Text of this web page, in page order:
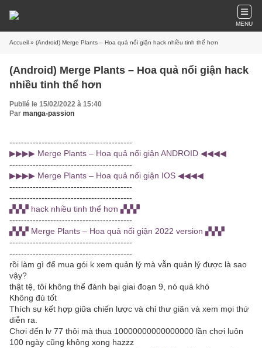
MENU
Accueil » (Android) Merge Plants – Hoa quả nổi giận hack nhiều tinh thể hơn
(Android) Merge Plants – Hoa quả nổi giận hack
nhiều tinh thể hơn
Publié le 15/02/2022 à 15:40
Par manga-passion
------------------------------------------
▶▶▶▶ Merge Plants – Hoa quả nổi giận ANDROID ◀◀◀◀
------------------------------------------
▶▶▶▶ Merge Plants – Hoa quả nổi giận IOS ◀◀◀◀
------------------------------------------
------------------------------------------
▞▞▞ hack nhiều tinh thể hơn ▞▞▞
------------------------------------------
▞▞▞ Merge Plants – Hoa quả nổi giận 2022 version ▞▞▞
------------------------------------------
------------------------------------------
rồi làm gì để mua gói k xem quản lý mà vẫn quản lý được là sao
vậy?
thật tệ, tôi không thể đánh bại giai đoạn 9, nó quá khó
Không đủ tốt
Thích sự kết hợp giữa chiến lược và chỉ thư giãn và xem mọi thứ
diễn ra.
Chơi đến lv 77 thôi mà thua 10000000000000000 lần chơi luôn
100 ngày cũng không xong hazzz